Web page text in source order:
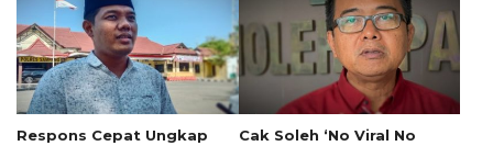
Respons Cepat Ungkap
Cak Soleh ‘No Viral No